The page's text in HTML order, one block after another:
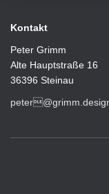
Kontakt
Peter Grimm
Alte Hauptstraße 16
36396 Steinau